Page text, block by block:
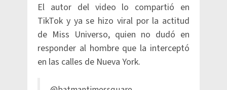
El autor del video lo compartió en
TikTok y ya se hizo viral por la actitud
de Miss Universo, quien no dudó en
responder al hombre que la interceptó
en las calles de Nueva York.​